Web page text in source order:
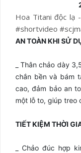
Hoa Titani độc lạ
#shortvideo
AN TOÀN KHI SỬ
_ Thân chảo dày
chắn bền và bám
cao, đảm bảo an
một lỗ to, giúp treo
TIẾT KIỆM THỜI
_ Chảo đúc hợp